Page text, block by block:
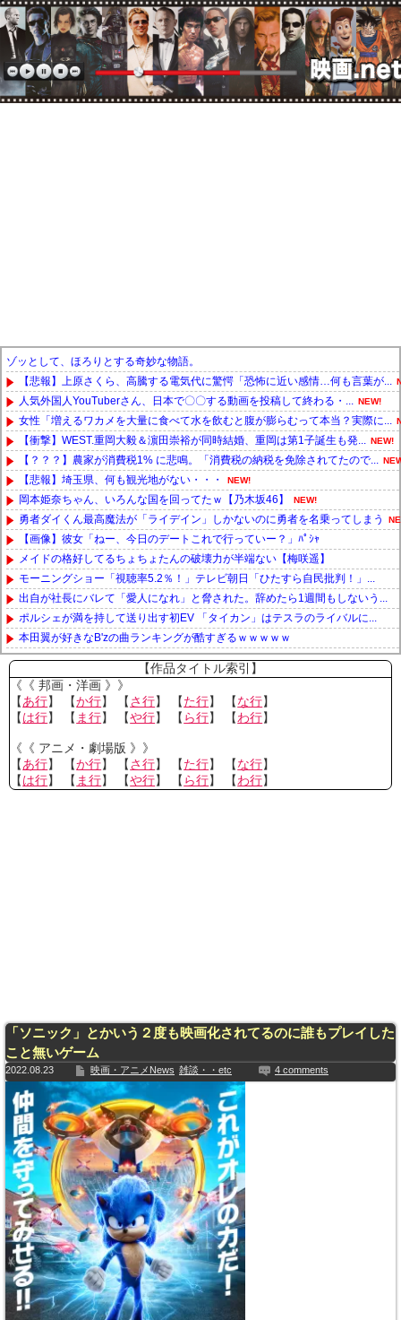
ゾッとして、ほろりとする奇妙な物語。
【悲報】上原さくら、高騰する電気代に驚愕「恐怖に近い感情…何も言葉が...
人気外国人YouTuberさん、日本で〇〇する動画を投稿して終わる・... NEW!
女性「増えるワカメを大量に食べて水を飲むと腹が膨らむって本当？実際に...
【衝撃】WEST.重岡大毅＆濵田崇裕が同時結婚、重岡は第1子誕生も発... NEW!
【？？？】農家が消費税1% に悲鳴。「消費税の納税を免除されてたので...
【悲報】埼玉県、何も観光地がない・・・ NEW!
岡本姫奈ちゃん、いろんな国を回ってたｗ【乃木坂46】 NEW!
勇者ダイくん最高魔法が「ライデイン」しかないのに勇者を名乗ってしまう
【画像】彼女「ねー、今日のデートこれで行っていー？」ﾊﾟｼｬ
メイドの格好してるちょちょたんの破壊力が半端ない【梅咲遥】
モーニングショー「視聴率5.2％！」テレビ朝日「ひたすら自民批判！」...
出自が社長にバレて「愛人になれ」と脅された。辞めたら1週間もしないう...
ポルシェが満を持して送り出す初EV 「タイカン」はテスラのライバルに...
本田翼が好きなB'zの曲ランキングが酷すぎるｗｗｗｗｗ
Powered by livedoor 相互RSS
【作品タイトル索引】
《《 邦画・洋画 》》
【あ行】 【か行】 【さ行】 【た行】 【な行】
【は行】 【 ま行】 【や行】 【 ら行】 【わ行】
《《 アニメ・劇場版 》》
【あ行】 【か行】 【さ行】 【た行】 【な行】
【は行】 【 ま行】 【や行】 【 ら行】 【わ行】
「ソニック」とかいう２度も映画化されてるのに誰もプレイした
こと無いゲーム
2022.08.23 映画・アニメNews 雑談・・etc 4 comments